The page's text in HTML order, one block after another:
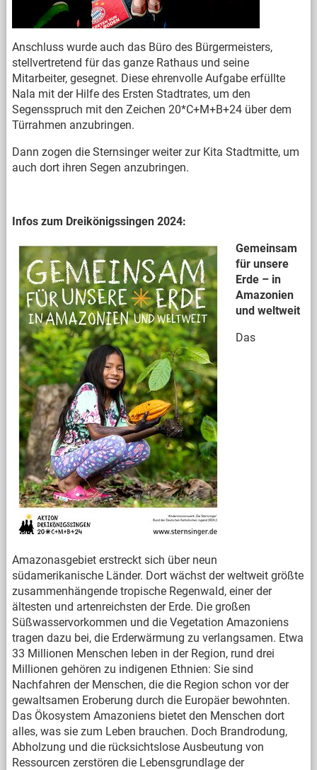
Anschluss wurde auch das Büro des Bürgermeisters,
stellvertretend für das ganze Rathaus und seine
Mitarbeiter, gesegnet. Diese ehrenvolle Aufgabe erfüllte
Nala mit der Hilfe des Ersten Stadtrates, um den
Segensspruch mit den Zeichen 20*C+M+B+24 über dem
Türrahmen anzubringen.
Dann zogen die Sternsinger weiter zur Kita Stadtmitte, um
auch dort ihren Segen anzubringen.
Infos zum Dreikönigssingen 2024:
Gemeinsam
für unsere
Erde – in
Amazonien
und weltweit
Das
Amazonasgebiet erstreckt sich über neun
südamerikanische Länder. Dort wächst der weltweit größte
zusammenhängende tropische Regenwald, einer der
ältesten und artenreichsten der Erde. Die großen
Süßwasservorkommen und die Vegetation Amazoniens
tragen dazu bei, die Erderwärmung zu verlangsamen. Etwa
33 Millionen Menschen leben in der Region, rund drei
Millionen gehören zu indigenen Ethnien: Sie sind
Nachfahren der Menschen, die die Region schon vor der
gewaltsamen Eroberung durch die Europäer bewohnten.
Das Ökosystem Amazoniens bietet den Menschen dort
alles, was sie zum Leben brauchen. Doch Brandrodung,
Abholzung und die rücksichtslose Ausbeutung von
Ressourcen zerstören die Lebensgrundlage der